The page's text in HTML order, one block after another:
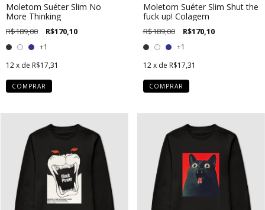
Moletom Suéter Slim No
More Thinking
R$189,00 R$170,10
+1
12x de R$17,31
COMPRAR
Moletom Suéter Slim Shut the
fuck up! Colagem
R$189,00 R$170,10
+1
12 x de R$17,31
COMPRAR